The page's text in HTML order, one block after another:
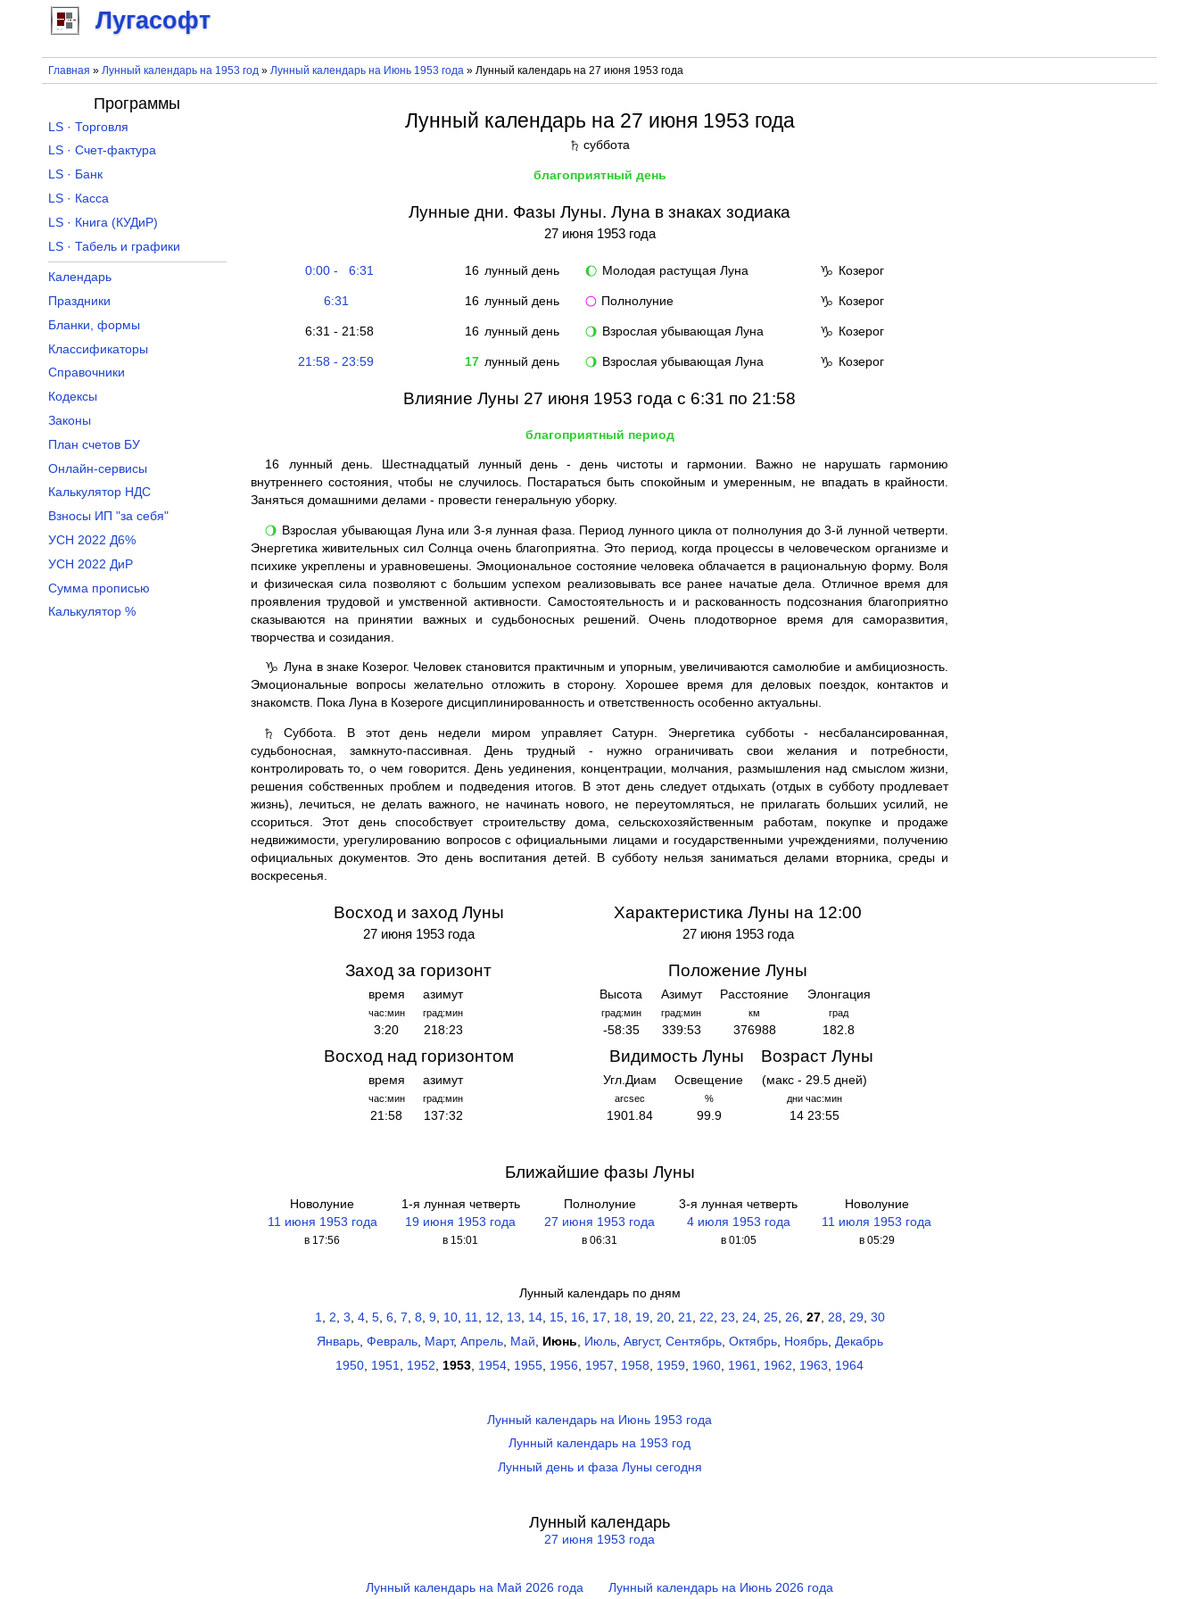
Лугасофт
Главная » Лунный календарь на 1953 год» Лунный календарь на Июнь 1953 года» Лунный календарь на 27 июня 1953 года
Лунный календарь на 27 июня 1953 года
♄ суббота
благоприятный день
Лунные дни. Фазы Луны. Луна в знаках зодиака
27 июня 1953 года
0:00 - 6:31 16 лунный день 🌔 Молодая растущая Луна ♑ Козерог
6:31 16 лунный день 🌕 Полнолуние ♑ Козерог
6:31 - 21:58 16 лунный день 🌖 Взрослая убывающая Луна ♑ Козерог
21:58 - 23:59 17 лунный день 🌖 Взрослая убывающая Луна ♑ Козерог
Влияние Луны 27 июня 1953 года с 6:31 по 21:58
благоприятный период
16
лунный день. Шестнадцатый лунный день - день чистоты и гармонии. Важно не нарушать гармонию
внутреннего состояния, чтобы не случилось. Постараться быть спокойным и умеренным, не впадать в крайности.
Заняться домашними делами - провести генеральную уборку.
🌖 Взрослая убывающая Луна или 3-я лунная фаза. Период лунного цикла от полнолуния до 3-й лунной четверти.
Энергетика живительных сил Солнца очень благоприятна. Это период, когда процессы в человеческом организме и
психике укреплены и уравновешены. Эмоциональное состояние человека облачается в рациональную форму. Воля
и физическая сила позволяют с большим успехом реализовывать все ранее начатые дела. Отличное время для
проявления трудовой и умственной активности. Самостоятельность и и раскованность подсознания благоприятно
сказываются на принятии важных и судьбоносных решений. Очень плодотворное время для саморазвития,
творчества и созидания.
♑ Луна в знаке Козерог. Человек становится практичным и упорным, увеличиваются самолюбие и амбициозность.
Эмоциональные вопросы желательно отложить в сторону. Хорошее время для деловых поездок, контактов и
знакомств. Пока Луна в Козероге дисциплинированность и ответственность особенно актуальны.
♄
Суббота. В этот день недели миром управляет Сатурн. Энергетика субботы - несбалансированная,
судьбоносная, замкнуто-пассивная. День трудный - нужно ограничивать свои желания и потребности,
контролировать то, о чем говорится. День уединения, концентрации, молчания, размышления над смыслом жизни,
решения собственных проблем и подведения итогов. В этот день следует отдыхать (отдых в субботу продлевает
жизнь), лечиться, не делать важного, не начинать нового, не переутомляться, не прилагать больших усилий, не
ссориться. Этот день способствует строительству дома, сельскохозяйственным работам, покупке и продаже
недвижимости, урегулированию вопросов с официальными лицами и государственными учреждениями, получению
официальных документов. Это день воспитания детей. В субботу нельзя заниматься делами вторника, среды и
воскресенья.
Восход и заход Луны
27 июня 1953 года
Заход за горизонт
время
час:мин
3:20
азимут
град:мин
218:23
Восход над горизонтом
время
час:мин
21:58
азимут
град:мин
137:32
Характеристика Луны на 12:00
27 июня 1953 года
Положение Луны
Высота
град:мин
-58:35
Азимут
град:мин
339:53
Расстояние
км
376988
Элонгация
град
182.8
Видимость Луны
Угл.Диам
arcsec
1901.84
Освещение
%
99.9
Возраст Луны
(макс - 29.5 дней)
дни час:мин
14 23:55
Ближайшие фазы Луны
Новолуние
11 июня 1953 года
в 17:56
1-я лунная четверть
19 июня 1953 года
в 15:01
Полнолуние
27 июня 1953 года
в 06:31
3-я лунная четверть
4 июля 1953 года
в 01:05
Новолуние
11 июля 1953 года
в 05:29
Лунный календарь по дням
1, 2, 3, 4, 5, 6, 7, 8, 9, 10, 11, 12, 13, 14, 15, 16, 17, 18, 19, 20, 21, 22, 23, 24, 25, 26, 27, 28, 29, 30
Январь, Февраль, Март, Апрель, Май Июнь Июль, Август, Сентябрь, Октябрь, Ноябрь, Декабрь
1950 1951 1952 1953 1954 1955 1956 1957 1958 1959 1960 1961 1962 1963 1964
Лунный календарь на Июнь 1953 года
Лунный календарь на 1953 год
Лунный день и фаза Луны сегодня
Лунный календарь
27 июня 1953 года
Лунный календарь на Май 2026 года Лунный календарь на Июнь 2026 года
Программы
LS · Торговля
LS · Счет-фактура
LS · Банк
LS · Касса
LS · Книга (КУДиР)
LS · Табель и графики
Календарь
Праздники
Бланки, формы
Классификаторы
Справочники
Кодексы
Законы
План счетов БУ
Онлайн-сервисы
Калькулятор НДС
Взносы ИП "за себя"
УСН 2022 Д6%
УСН 2022 ДиР
Сумма прописью
Калькулятор %